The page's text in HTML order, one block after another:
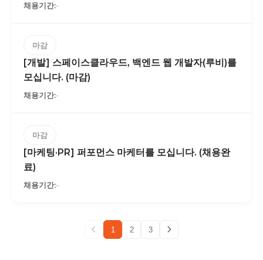
-
마감
[개발] 스페이스클라우드, 백엔드 웹 개발자(루비)를
모십니다. (마감)
-
마감
[마케팅·PR] 퍼포먼스 마케터를 모십니다. (채용완
료)
-
1 2 3